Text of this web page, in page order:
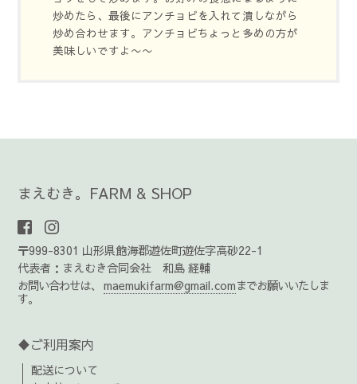
炒めたら、最後にアンチョビを入れて潰しながら
炒め合わせます。アンチョビちょっと多めの方が
美味しいですよ〜〜
まえむき。FARM & SHOP
〒999-8301 山形県飽海郡遊佐町遊佐字高砂22-1
代表者：まえむき合同会社 和島 経輔
お問い合わせは、
maemukifarm@gmail.comまでお願いいたしま
す。
♦ご利用案内
配送について